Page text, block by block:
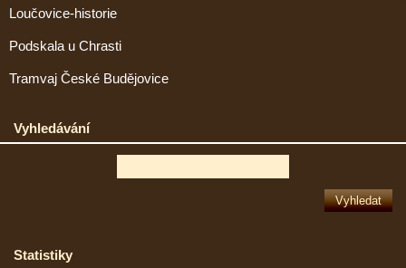
Loučovice-historie
Podskala u Chrasti
Tramvaj České Budějovice
Vyhledávání
Statistiky